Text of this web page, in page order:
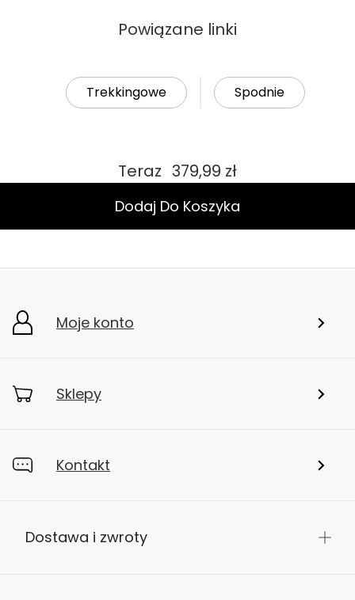
Powiązane linki
Trekkingowe Spodnie
Teraz 379,99 zł
Dodaj Do Koszyka
Moje konto
Sklepy
Kontakt
Dostawa i zwroty